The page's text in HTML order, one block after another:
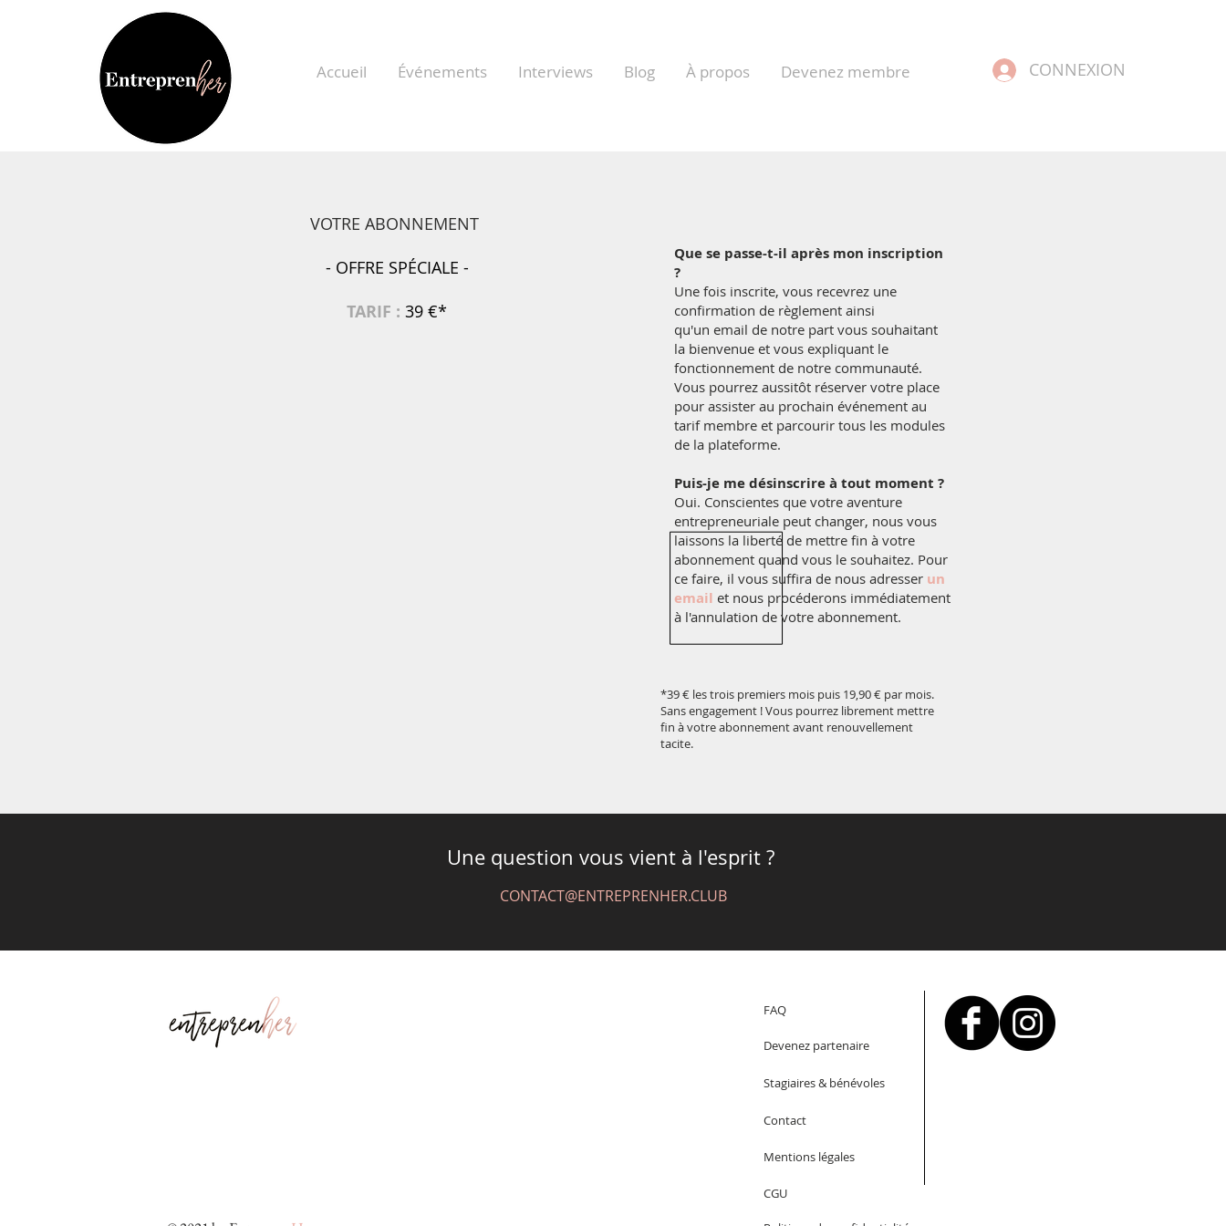
Accueil Événements Interviews Blog À propos Devenez membre CONNEXION
VOTRE ABONNEMENT
- OFFRE SPÉCIALE -
TARIF : 39 €*
Que se passe-t-il après mon inscription
?
Une fois inscrite, vous recevrez une
confirmation de règlement ainsi
qu'un email de notre part vous souhaitant
la bienvenue et vous expliquant le
fonctionnement de notre communauté.
Vous pourrez aussitôt réserver votre place
pour assister au prochain événement au
tarif membre et parcourir tous les modules
de la plateforme.
Puis-je me désinscrire à tout moment ?
Oui. Conscientes que votre aventure
entrepreneuriale peut changer, nous vous
laissons la liberté de mettre fin à votre
abonnement quand vous le souhaitez. Pour
ce faire, il vous suffira de nous adresser un
email et nous procéderons immédiatement
à l'annulation de votre abonnement.
*39 € les trois premiers mois puis 19,90 € par mois.
Sans engagement ! Vous pourrez librement mettre
fin à votre abonnement avant renouvellement
tacite.
Une question vous vient à l'esprit ?
CONTACT@ENTREPRENHER.CLUB
FAQ
Devenez partenaire
Stagiaires & bénévoles
Contact
Mentions légales
CGU